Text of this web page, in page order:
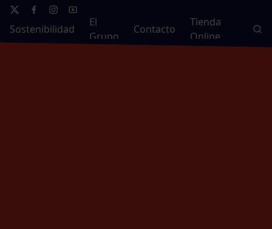
Sostenibilidad
El
Grupo
Contacto
Tienda
Online